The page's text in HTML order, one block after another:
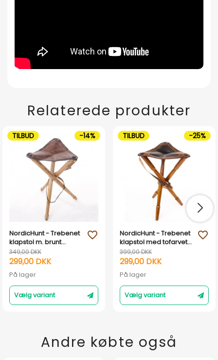
Relaterede produkter
NordicHunt - Trebenet
klapstol m. brunt
lædersæde
349,00 DKK
299,00 DKK
På lager
Vælg variant
favorite_outline
TILBUD -14%
NordicHunt - Trebenet
klapstol med tofarvet
lædersæde
399,00 DKK
299,00 DKK
På lager
Vælg variant
favorite_outline
TILBUD -25%
Andre købte også